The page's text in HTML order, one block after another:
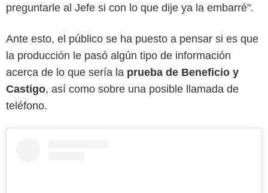
preguntarle al Jefe si con lo que dije ya la embarré".
Ante esto, el público se ha puesto a pensar si es que
la producción le pasó algún tipo de información
acerca de lo que sería la prueba de Beneficio y
Castigo, así como sobre una posible llamada de
teléfono.